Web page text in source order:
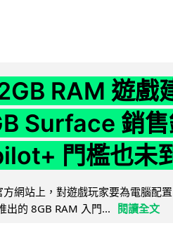
RAM 遊戲
Surface 銷
門檻也未
網站上，對遊戲玩家要為電腦配
出的 8GB RAM 入門... 閱讀全文